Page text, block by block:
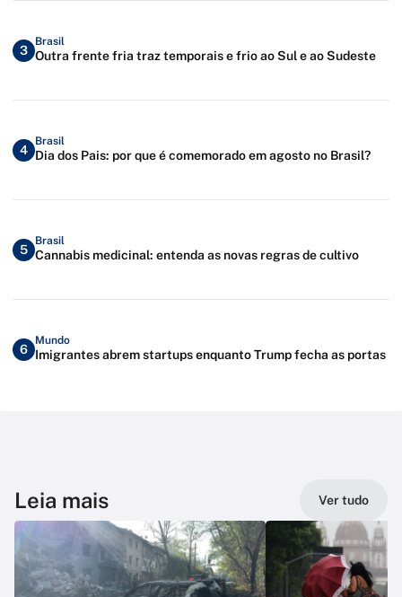
3
Brasil
Outra frente fria traz temporais e frio ao Sul e ao Sudeste
4
Brasil
Dia dos Pais: por que é comemorado em agosto no Brasil?
5
Brasil
Cannabis medicinal: entenda as novas regras de cultivo
6
Mundo
Imigrantes abrem startups enquanto Trump fecha as portas
Leia mais Ver tudo